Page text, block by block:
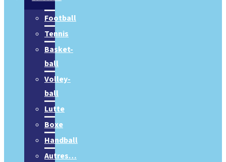
Football
Tennis
Basket-
ball
Volley-
ball
Lutte
Boxe
Handball
Autres…